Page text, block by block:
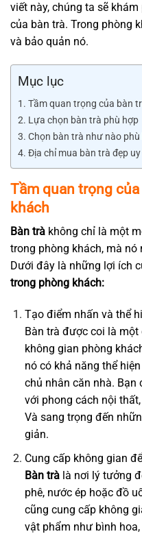
viết này, chúng ta sẽ
của bàn trà. Trong phòng
và bảo quản nó.
Mục lục
Tầm quan trọng của bàn
Lựa chọn bàn trà phù hợp
Chọn bàn trà như nào phù
Địa chỉ mua bàn trà đẹp
Tầm quan trọng
khách
Bàn trà không chỉ là một
trong phòng khách, mà
Dưới đây là những lợi ích
trong phòng khách:
Tạo điểm nhấn và thể
Bàn trà được coi là
không gian phòng
nó có khả năng thể
chủ nhân căn nhà. Bạn
với phong cách nội
Và sang trọng đến
giản.
Cung cấp không gian
Bàn tràlà nơi lý tưởng
phê, nước ép hoặc đồ
cũng cung cấp không
vật phẩm như bình